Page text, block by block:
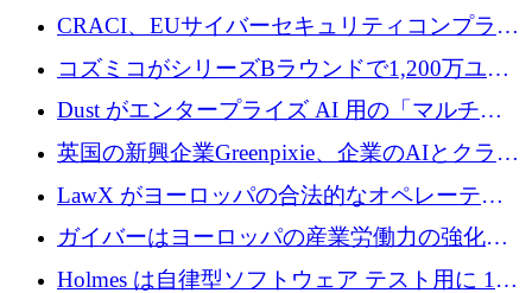
ローズで4億ドルを確保
CRACI、EUサイバーセキュリティコンプライ
アンスプラットフォームのために140万ユーロ
コズミコがシリーズBラウンドで1,200万ユー
ロを調達
Dust がエンタープライズ AI 用の「マルチプ
レイヤー」オペレーティング システムを構築
するシリーズ B で 4,000 万ドルを調達
英国の新興企業Greenpixie、企業のAIとクラウ
ドのエネルギー無駄を削減するために470万ポ
ンドを調達
LawX がヨーロッパの合法的なオペレーティ
ング システムを構築するために 750 万ユーロ
を調達
ガイバーはヨーロッパの産業労働力の強化に
貢献するために 140 万ユーロを獲得
Holmes は自律型ソフトウェア テスト用に 110